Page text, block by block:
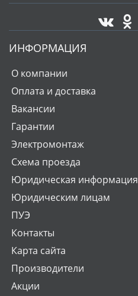
ИНФОРМАЦИЯ
О компании
Оплата и доставка
Вакансии
Гарантии
Электромонтаж
Схема проезда
Юридическая информация
Юридическим лицам
ПУЭ
Контакты
Карта сайта
Производители
Акции